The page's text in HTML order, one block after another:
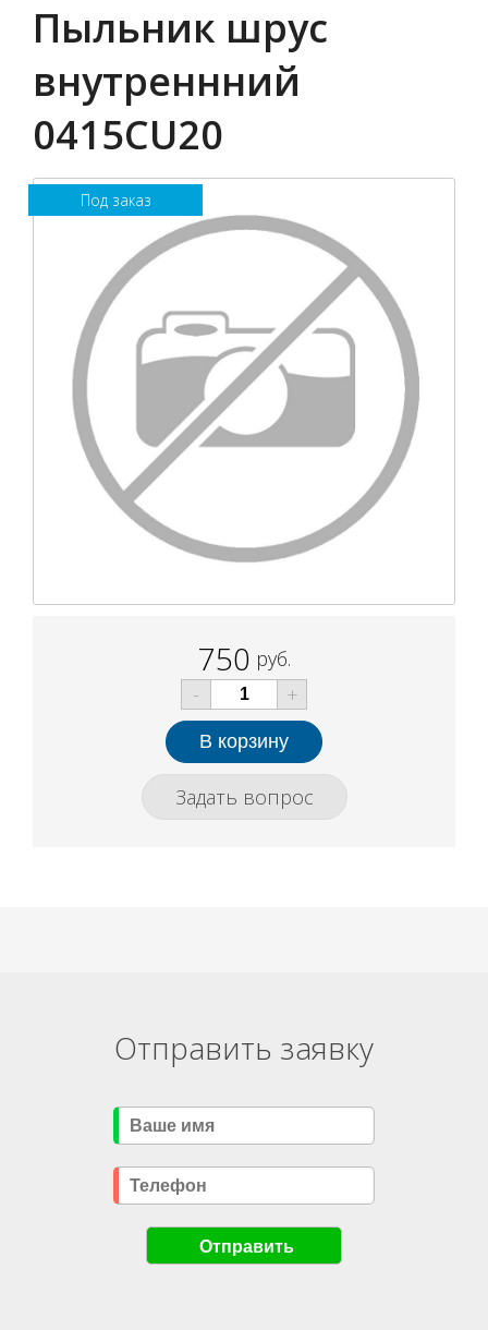
Пыльник шрус
внутреннний
0415CU20
Под заказ
750 руб.
-
+
Задать вопрос
Отправить заявку